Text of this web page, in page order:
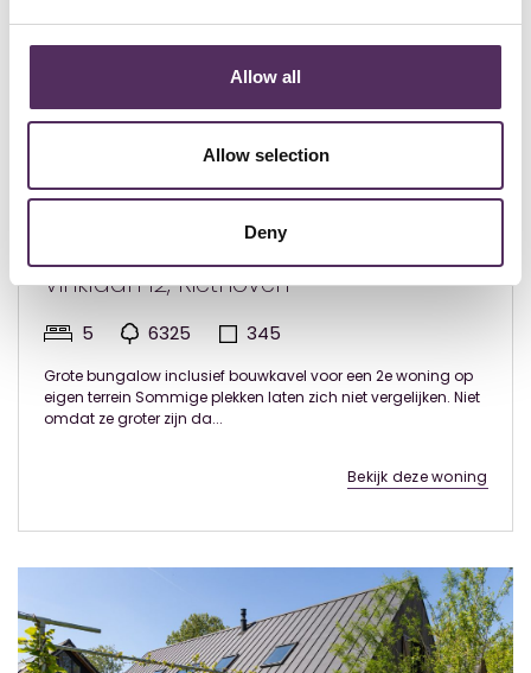
Allow all
Allow selection
Deny
Vinklaan 12, Riethoven
5 6325 345
Grote bungalow inclusief bouwkavel voor een 2e woning op
eigen terrein Sommige plekken laten zich niet vergelijken. Niet
omdat ze groter zijn da...
Bekijk deze woning